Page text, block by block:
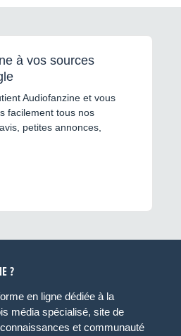
à vos sources
Audiofanzine et vous
facilement tous nos
petites annonces,
?
en ligne dédiée à la
média spécialisé, site de
et communauté